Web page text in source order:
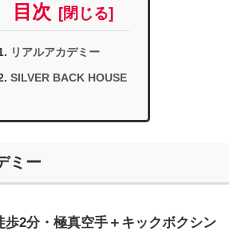
目次
リアルアカデミー
SILVER BACK HOUSE
ミー
歩2分・極真空手＋キックボクシン